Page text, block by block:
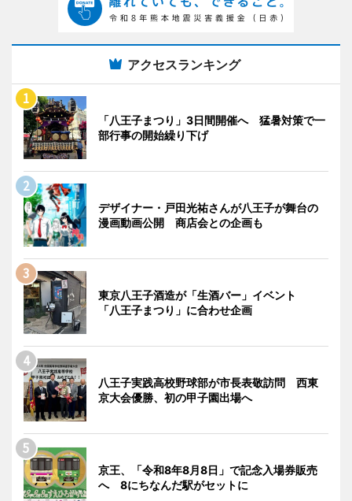
アクセスランキング
「八王子まつり」3日間開催へ 猛暑対策で一
部行事の開始繰り下げ
デザイナー・戸田光祐さんが八王子が舞台の
漫画動画公開 商店会との企画も
東京八王子酒造が「生酒バー」イベント
「八王子まつり」に合わせ企画
八王子実践高校野球部が市長表敬訪問 西東
京大会優勝、初の甲子園出場へ
京王、「令和8年8月8日」で記念入場券販売
へ 8にちなんだ駅がセットに